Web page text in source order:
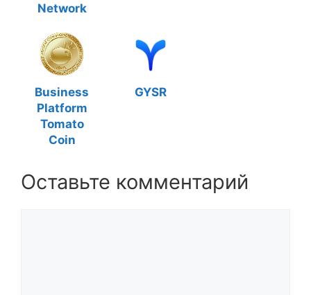
Network
Business
Platform
Tomato
Coin
GYSR
Оставьте комментарий